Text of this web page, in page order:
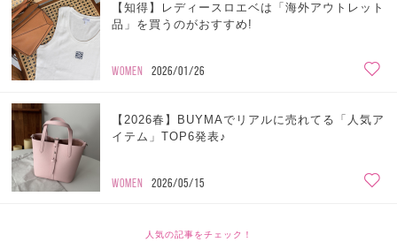
【知得】レディースロエベは「海外アウトレット
品」を買うのがおすすめ!
WOMEN 2026/01/26
【2026春】BUYMAでリアルに売れてる「人気ア
イテム」TOP6発表♪
WOMEN 2026/05/15
人気の記事をチェック！